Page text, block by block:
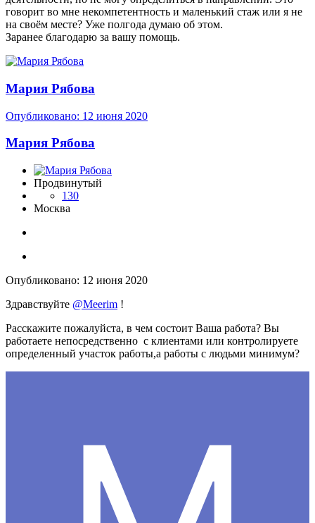
говорит во мне некомпетентность и маленький стаж или я не
на своём месте? Уже полгода думаю об этом.
Заранее благодарю за вашу помощь.
Мария Рябова
Опубликовано: 12 июня 2020
Мария Рябова
Продвинутый
130
Москва
Опубликовано: 12 июня 2020
Здравствуйте @Meerim !
Расскажите пожалуйста, в чем состоит Ваша работа? Вы
работаете непосредственно с клиентами или контролируете
определенный участок работы,а работы с людьми минимум?